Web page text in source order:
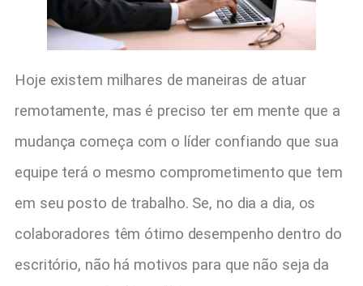
Hoje existem milhares de maneiras de atuar
remotamente, mas é preciso ter em mente que a
mudança começa com o líder confiando que sua
equipe terá o mesmo comprometimento que tem
em seu posto de trabalho. Se, no dia a dia, os
colaboradores têm ótimo desempenho dentro do
escritório, não há motivos para que não seja da